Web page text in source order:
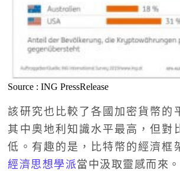
Source : ING PressRelease
該研究也比較了各國加密貨幣的
其中奧地利知識水平最高，但對
低。有趣的是，比特幣的經濟框
經濟思想學派當中汲取靈感而來。